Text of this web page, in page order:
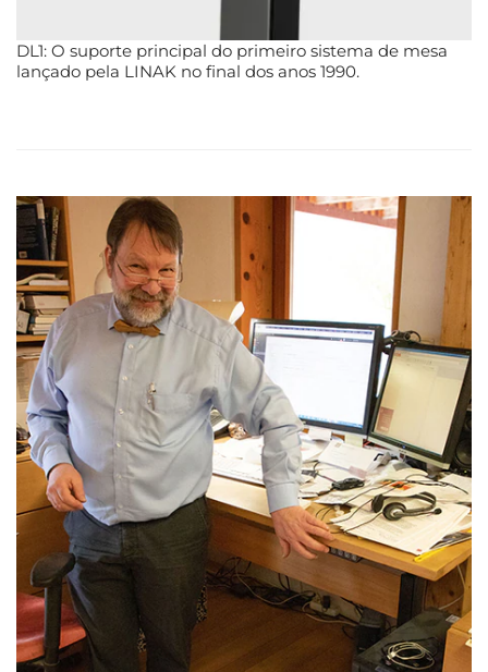
DL1: O suporte principal do primeiro sistema de mesa
lançado pela LINAK no final dos anos 1990.